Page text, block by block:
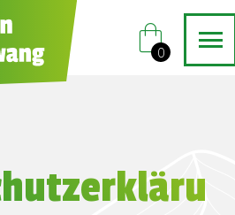
shopping_bag
0